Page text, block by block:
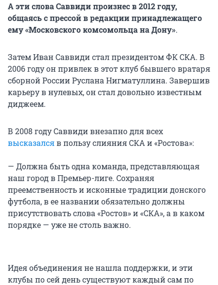
А эти слова Саввиди произнес в 2012 году,
общаясь с прессой в редакции принадлежащего
ему «Московского комсомольца на Дону».
Затем Иван Саввиди стал президентомФК СКА. В
2006 году он привлек в этот клуб бывшего вратаря
сборной России Руслана Нигматуллина. Завершив
карьеру в нулевых, он стал довольно известным
диджеем.
В 2008 году Саввиди внезапно для всех
высказалсяв пользу слияния СКА и «Ростова»:
— Должна быть одна команда, представляющая
наш город в Премьер-лиге. Сохраняя
преемственность и исконные традиции донского
футбола, в ее названии обязательно должны
присутствовать слова «Ростов» и «СКА», а в каком
порядке — уже не столь важно.
Идея объединения не нашла поддержки, и эти
клубы по сей день существуют каждый сам по